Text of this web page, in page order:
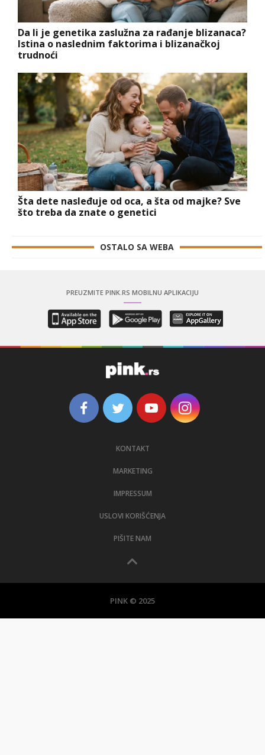
Da li je genetika zaslužna za rađanje blizanaca?
Istina o naslednim faktorima i blizanačkoj
trudnoći
Šta dete nasleđuje od oca, a šta od majke? Sve
što treba da znate o genetici
OSTALO SA WEBA
PREUZMITE PINK.RS MOBILNU APLIKACIJU
KONTAKT
MARKETING
IMPRESSUM
USLOVI KORIŠĆENJA
PIŠITE NAM
PINK © 2025